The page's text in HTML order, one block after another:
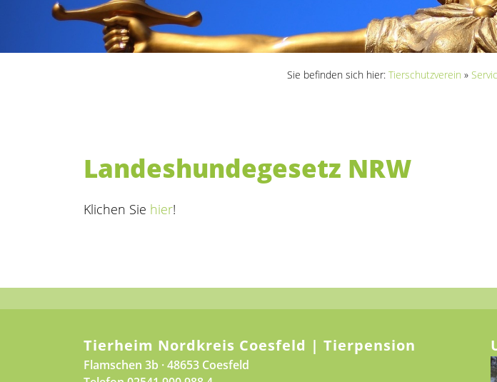
Sie befinden sich hier: Tierschutzverein »
Landeshundegesetz NRW
Klichen Sie hier!
Tierheim Nordkreis Coesfeld | Tierpension
Flamschen 3b · 48653 Coesfeld